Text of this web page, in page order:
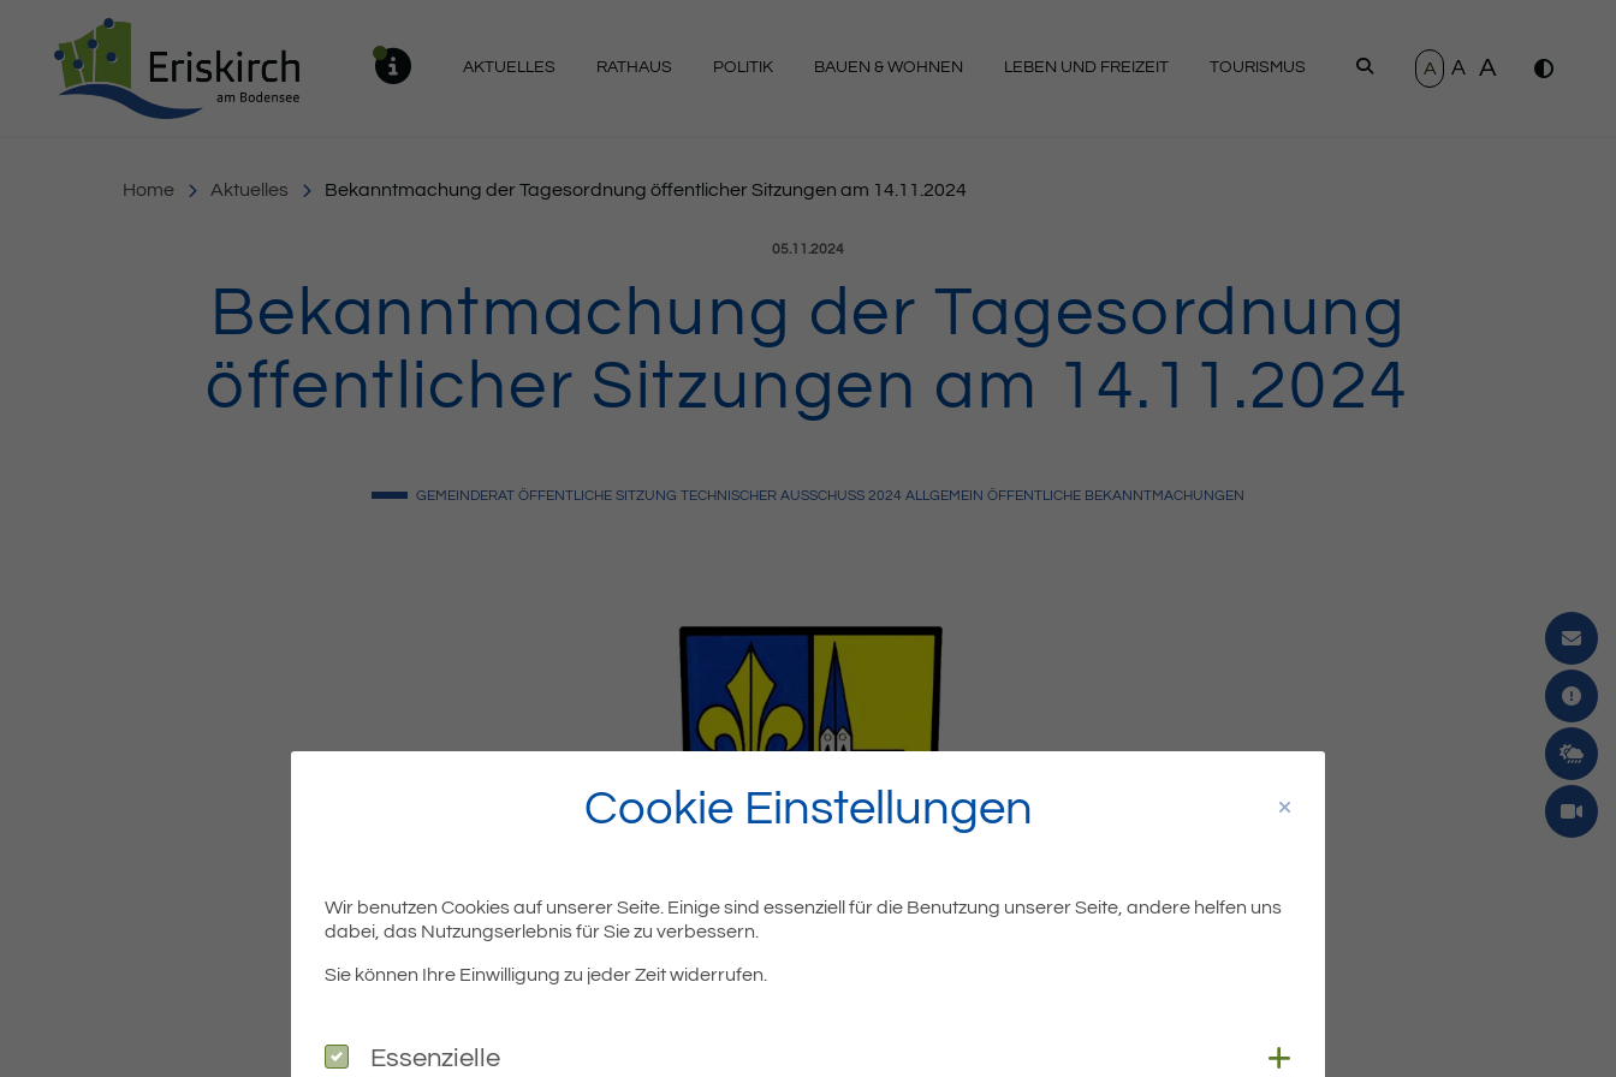
AKTUELLES RATHAUS POLITIK BAUEN & WOHNEN LEBEN UND FREIZEIT TOURISMUS SUCHEN
A A A
Home Aktuelles Bekanntmachung der Tagesordnung öffentlicher Sitzungen am 14.11.2024
Veröffentlicht am:
05.11.2024
Bekanntmachung der Tagesordnung
öffentlicher Sitzungen am 14.11.2024
GEMEINDERAT ÖFFENTLICHE SITZUNG TECHNISCHER AUSSCHUSS 2024 ALLGEMEIN ÖFFENTLICHE BEKANNTMACHUNGEN
Am 14. November 2024 findet eine öffentliche Sitzung des Gemeinderates und eine öffentliche Sitzung des
Cookie Einstellungen
Wir benutzen Cookies auf unserer Seite. Einige sind essenziell für die Benutzung unserer Seite, andere helfen uns
dabei, das Nutzungserlebnis für Sie zu verbessern.
Sie können Ihre Einwilligung zu jeder Zeit widerrufen.
Essenzielle
Essenzielle